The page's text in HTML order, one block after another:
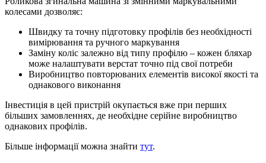
колесами дозволяє:
Швидку та точну підготовку профілів без необхідності
вимірювання та ручного маркування
Заміну коліс залежно від типу профілю – кожен бляхар
може налаштувати верстат точно під свої потреби
Виробництво повторюваних елементів високої якості та
однакового виконання
Інвестиція в цей пристрій окупається вже при перших
більших замовленнях, де необхідне серійне виробництво
однакових профілів.
Більше інформації можна знайти тут.